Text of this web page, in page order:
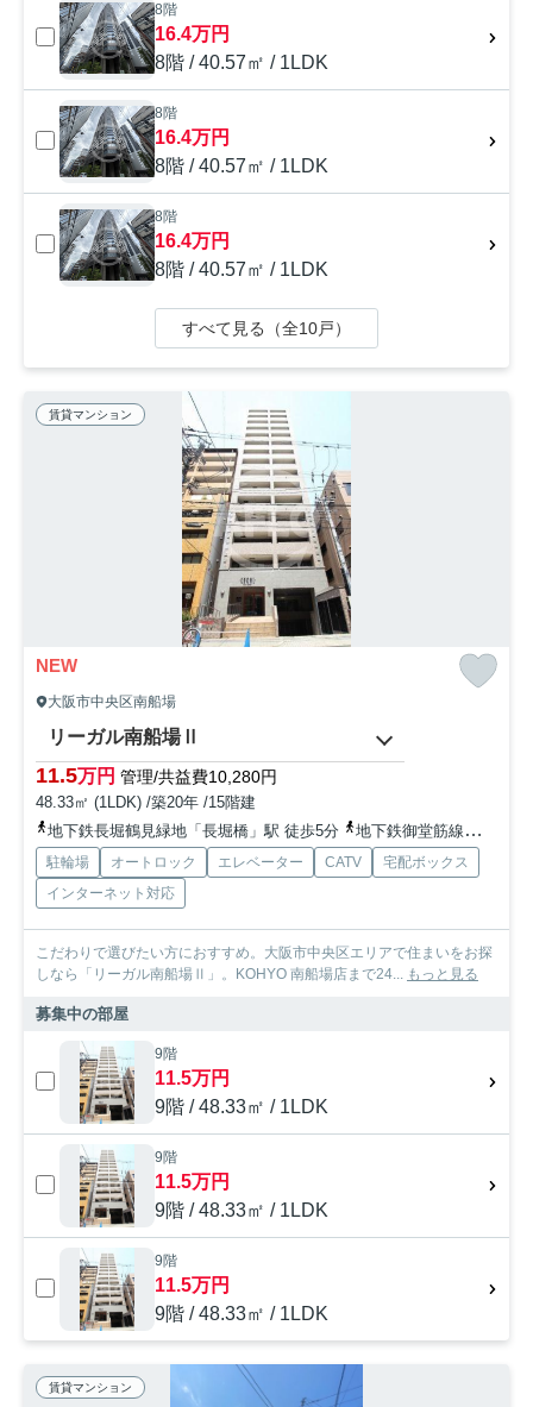
8階
16.4万円
8階 / 40.57㎡ / 1LDK
8階
16.4万円
8階 / 40.57㎡ / 1LDK
8階
16.4万円
8階 / 40.57㎡ / 1LDK
すべて見る（全10戸）
賃貸マンション
NEW
大阪市中央区南船場
リーガル南船場Ⅱ
11.5万円 管理/共益費10,280円
48.33㎡ (1LDK) /築20年 /15階建
地下鉄長堀鶴見緑地「長堀橋」駅 徒歩5分
地下鉄御堂筋線「心斎橋」駅 徒歩10分
駐輪場 オートロック エレベーター CATV
宅配ボックス
インターネット対応
こだわりで選びたい方におすすめ。大阪市中央区エリアで住まいをお探
しなら「リーガル南船場Ⅱ」。KOHYO 南船場店まで24... もっと見る
募集中の部屋
9階
11.5万円
9階 / 48.33㎡ / 1LDK
9階
11.5万円
9階 / 48.33㎡ / 1LDK
9階
11.5万円
9階 / 48.33㎡ / 1LDK
賃貸マンション